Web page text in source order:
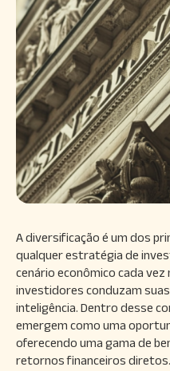
A diversificação é um dos
qualquer estratégia de
cenário econômico cada vez
investidores conduzam
inteligência. Dentro desse
emergem como uma
oferecendo uma gama de
retornos financeiros